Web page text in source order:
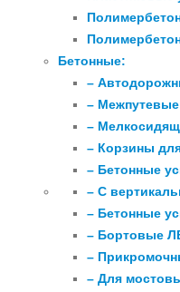
Бетонные:
–
– Межпутевые
–
– Корзины
– Бетонные
– С
– Бетонные
– Бортовые
–
– Для